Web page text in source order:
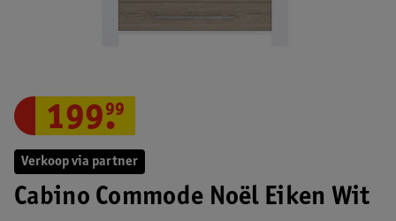
Verkoop via partner
Cabino Commode Noël Eiken Wit
199.
99